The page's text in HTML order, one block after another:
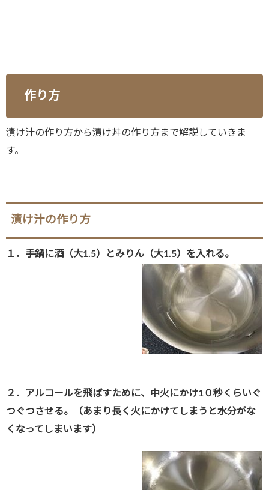
作り方
漬け汁の作り方から漬け丼の作り方まで解説していきま
す。
漬け汁の作り方
１．手鍋に酒（大1.5）とみりん（大1.5）を入れる。
２．アルコールを飛ばすために、中火にかけ1０秒くらいぐ
つぐつさせる。
（あまり長く火にかけてしまうと水分がな
くなってしまいます）